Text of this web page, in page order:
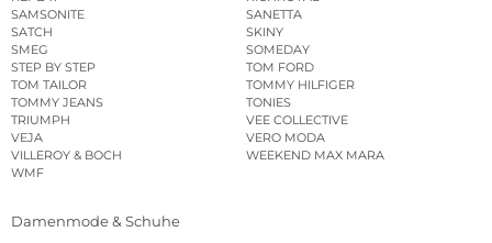
SAMSONITE
SANETTA
SATCH
SKINY
SMEG
SOMEDAY
STEP BY STEP
TOM FORD
TOM TAILOR
TOMMY HILFIGER
TOMMY JEANS
TONIES
TRIUMPH
VEE COLLECTIVE
VEJA
VERO MODA
VILLEROY & BOCH
WEEKEND MAX MARA
WMF
Damenmode & Schuhe